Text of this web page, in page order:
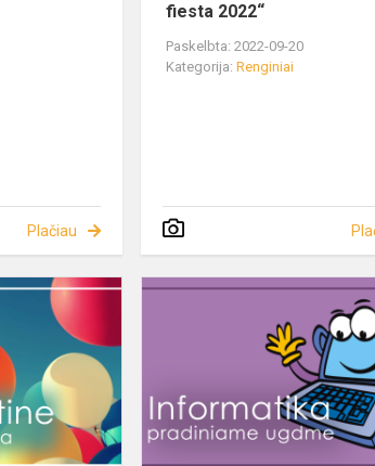
Plačiau
fiesta 2022“
Paskelbta: 2022-09-20
Kategorija:Renginiai